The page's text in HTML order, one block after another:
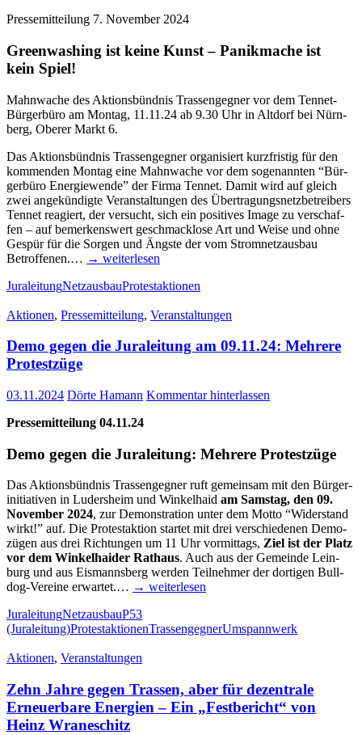
Pres­se­mit­tei­lung 7. Novem­ber 2024
Green­wa­shing ist kei­ne Kunst – Panik­ma­che ist
kein Spiel!
Mahn­wa­che des Akti­ons­bünd­nis Tras­sen­geg­ner vor dem Ten­­net-
Bür­­ger­­bü­­ro am Mon­tag, 11.11.24 ab 9.30 Uhr in Alt­dorf bei Nürn­
berg, Obe­rer Markt 6.
Das Akti­ons­bünd­nis Tras­sen­geg­ner orga­ni­siert kurz­fris­tig für den
kom­men­den Mon­tag eine Mahn­wa­che vor dem soge­nann­ten “Bür­
ger­bü­ro Ener­gie­wen­de” der Fir­ma Ten­net. Damit wird auf gleich
zwei ange­kün­dig­te Ver­an­stal­tun­gen des Über­tra­gungs­netz­be­trei­bers
Ten­net reagiert, der ver­sucht, sich ein posi­ti­ves Image zu ver­schaf­
fen – auf bemer­kens­wert geschmack­lo­se Art und Wei­se und ohne
Gespür für die Sor­gen und Ängs­te der vom Strom­netz­aus­bau
Betrof­fe­nen.… → wei­ter­le­sen
JuraleitungNetzausbauProtestaktionen
Aktionen, Pressemitteilung, Veranstaltungen
Demo gegen die Jura­lei­tung am 09.11.24: Meh­re­re
Protestzüge
03.11.2024 Dörte Hamann Kommentar hinterlassen
Pres­se­mit­tei­lung 04.11.24
Demo gegen die Jura­lei­tung: Meh­re­re Protestzüge
Das Akti­ons­bünd­nis Tras­sen­geg­ner ruft gemein­sam mit den Bür­ger­
initia­ti­ven in Luders­heim und Win­kel­haid am Sams­tag, den 09.
Novem­ber 2024, zur Demons­tra­ti­on unter dem Mot­to “Wider­stand
wirkt!” auf. Die Pro­test­ak­ti­on star­tet mit drei ver­schie­de­nen Demo­
zü­gen aus drei Rich­tun­gen um 11 Uhr vor­mit­tags, Ziel ist der Platz
vor dem Win­kel­hai­der Rat­haus. Auch aus der Gemein­de Lein­
burg und aus Eis­manns­berg wer­den Teil­neh­mer der dor­ti­gen Bul­l­­
dog-Ver­­ei­­ne erwar­tet.… → wei­ter­le­sen
JuraleitungNetzausbauP53
(Juraleitung)ProtestaktionenTrassengegnerUmspannwerk
Aktionen, Veranstaltungen
Zehn Jah­re gegen Tras­sen, aber für dezen­tra­le
Erneu­er­ba­re Ener­gien – Ein „Fest­be­richt“ von
Heinz Wraneschitz